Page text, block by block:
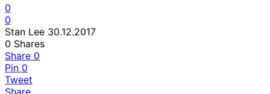
0
0
Stan Lee 30.12.2017
0 Shares
Share 0
Pin 0
Tweet